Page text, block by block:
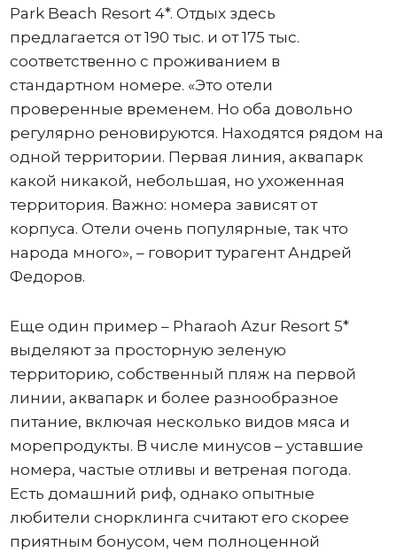
Park Beach Resort 4*. Отдых здесь
предлагается от 190 тыс. и от 175 тыс.
соответственно с проживанием в
стандартном номере. «Это отели
проверенные временем. Но оба довольно
регулярно реновируются. Находятся рядом на
одной территории. Первая линия, аквапарк
какой никакой, небольшая, но ухоженная
территория. Важно: номера зависят от
корпуса. Отели очень популярные, так что
народа много», – говорит турагент Андрей
Федоров.
Еще один пример – Pharaoh Azur Resort 5*
выделяют за просторную зеленую
территорию, собственный пляж на первой
линии, аквапарк и более разнообразное
питание, включая несколько видов мяса и
морепродукты. В числе минусов – уставшие
номера, частые отливы и ветреная погода.
Есть домашний риф, однако опытные
любители снорклинга считают его скорее
приятным бонусом, чем полноценной